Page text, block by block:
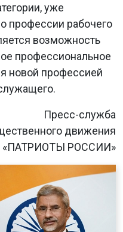
уже
профессии рабочего
возможность
профессиональное
новой профессией
Пресс-служба
движения
«ПАТРИОТЫ РОССИИ»